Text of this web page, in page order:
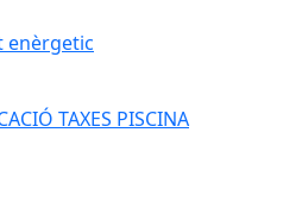
enèrgetic
enèrgetic
TAXES PISCINA
TAXES PISCINA